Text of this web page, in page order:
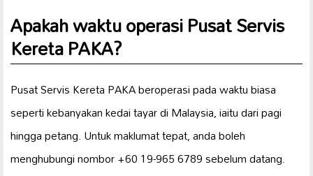
Apakah waktu operasi Pusat Servis
Kereta PAKA?
Pusat Servis Kereta PAKA beroperasi pada waktu biasa
seperti kebanyakan kedai tayar di Malaysia, iaitu dari pagi
hingga petang. Untuk maklumat tepat, anda boleh
menghubungi nombor +60 19-965 6789 sebelum datang.